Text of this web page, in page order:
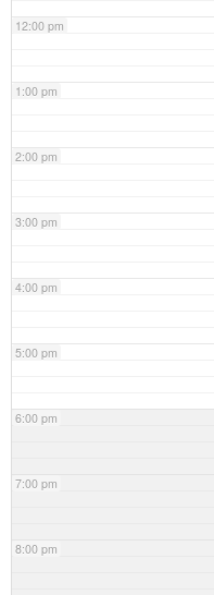
12:00 pm
1:00 pm
2:00 pm
3:00 pm
4:00 pm
5:00 pm
6:00 pm
7:00 pm
8:00 pm